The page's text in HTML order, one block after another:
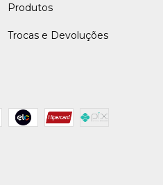
Produtos
Trocas e Devoluções